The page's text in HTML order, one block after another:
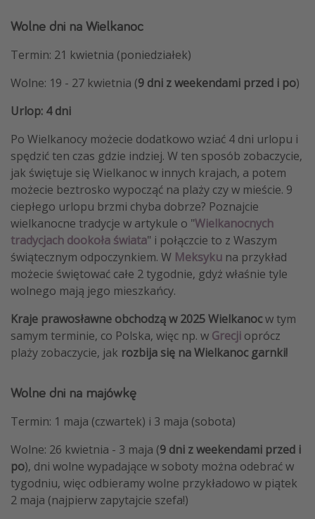
Wolne dni na Wielkanoc
Termin: 21 kwietnia (poniedziałek)
Wolne: 19 - 27 kwietnia (9 dni z weekendami przed i po)
Urlop: 4 dni
Po Wielkanocy możecie dodatkowo wziać 4 dni urlopu i
spędzić ten czas gdzie indziej. W ten sposób zobaczycie,
jak świętuje się Wielkanoc w innych krajach, a potem
możecie beztrosko wypocząć na plaży czy w mieście. 9
ciepłego urlopu brzmi chyba dobrze? Poznajcie
wielkanocne tradycje w artykule o "Wielkanocnych
tradycjach dookoła świata" i połączcie to z Waszym
świątecznym odpoczynkiem. W Meksyku na przykład
możecie świętować całe 2 tygodnie, gdyż właśnie tyle
wolnego mają jego mieszkańcy.
Kraje prawosławne obchodzą w 2025 Wielkanocw tym
samym terminie, co Polska, więc np. w Grecji oprócz
plaży zobaczycie, jak rozbija się na Wielkanoc garnki!
Wolne dni na majówkę
Termin: 1 maja (czwartek) i 3 maja (sobota)
Wolne: 26 kwietnia - 3 maja (9 dni z weekendami przed i
po), dni wolne wypadające w soboty można odebrać w
tygodniu, więc odbieramy wolne przykładowo w piątek
2 maja (najpierw zapytajcie szefa!)